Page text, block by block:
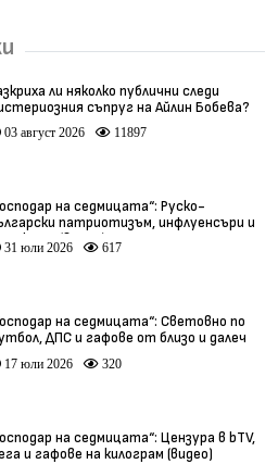
ли няколко публични следи
съпруг на Айлин Бобева?
03 август 2026 11897
на седмицата“: Руско-
патриотизъм, инфлуенсъри и
(видео)
31 юли 2026 617
на седмицата“: Световно по
ДПС и гафове от близо и далеч
17 юли 2026 320
на седмицата“: Цензура в bTV,
и гафове на килограм (видео)